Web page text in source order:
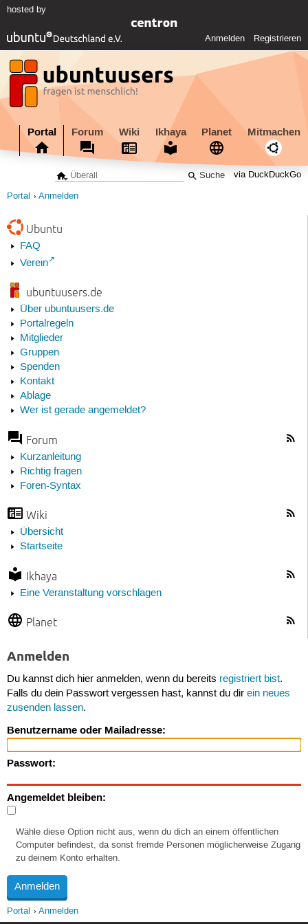
hosted by
Anmelden Registrieren
Portal Forum Wiki Ikhaya Planet Mitmachen
via DuckDuckGo
Portal Anmelden
Ubuntu
FAQ
Verein
ubuntuusers.de
Über ubuntuusers.de
Portalregeln
Mitglieder
Gruppen
Spenden
Kontakt
Ablage
Wer ist gerade angemeldet?
Forum
Kurzanleitung
Richtig fragen
Foren-Syntax
Wiki
Übersicht
Startseite
Ikhaya
Eine Veranstaltung vorschlagen
Planet
Anmelden
Du kannst dich hier anmelden, wenn du bereits registriert bist.
Falls du dein Passwort vergessen hast, kannst du dir ein neues
zusenden lassen.
Benutzername oder Mailadresse:
Passwort:
Angemeldet bleiben:
Wähle diese Option nicht aus, wenn du dich an einem öffentlichen
Computer befindest, da sonst fremde Personen möglicherweise Zugang
zu deinem Konto erhalten.
Portal Anmelden